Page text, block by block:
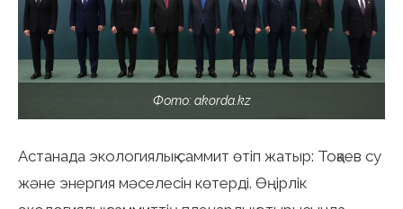
Фото: akorda.kz
Астанада экологиялық саммит өтіп жатыр: Тоқаев су
және энергия мәселесін көтерді. Өңірлік